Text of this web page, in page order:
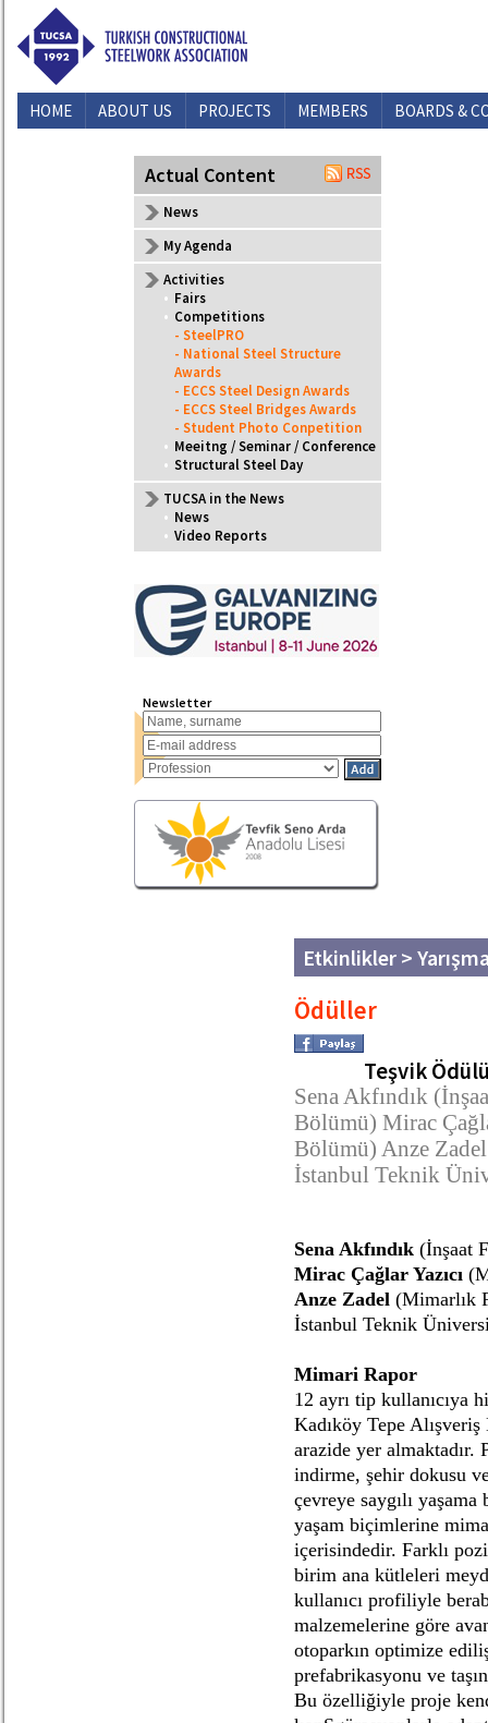
HOME ABOUT US PROJECTS MEMBERS
BOARDS &
Actual Content
News
My Agenda
Activities
• Fairs
• Competitions
- SteelPRO
- National Steel Structure
Awards
- ECCS Steel Design Awards
- ECCS Steel Bridges Awards
- Student Photo Conpetition
• Meeitng / Seminar / Conference
• Structural Steel Day
TUCSA in the News
• News
• Video Reports
Newsletter
Etkinlikler >
Ödüller
Teşvik
Sena Akfındık
Bölümü) Mirac
Bölümü) Anze
İstanbul Teknik
Sena Akfındık (İnşaat
Mirac Çağlar Yazıcı
Anze Zadel (Mimarlık
İstanbul Teknik
Mimari Rapor
12 ayrı tip kullanıcıya
Kadıköy Tepe
arazide yer almaktadır.
indirme, şehir dokusu
çevreye saygılı
yaşam biçimlerine
içerisindedir. Farklı
birim ana kütleleri
kullanıcı profiliyle
malzemelerine göre
otoparkın optimize
prefabrikasyonu ve
Bu özelliğiyle proje